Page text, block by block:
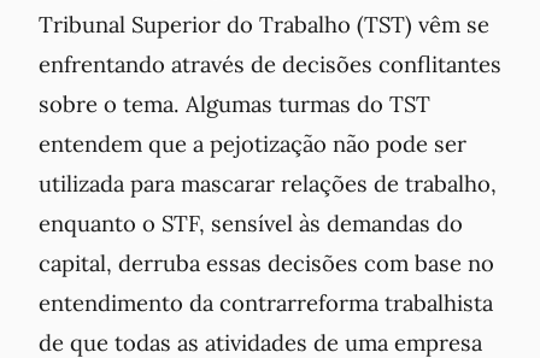
Tribunal Superior do Trabalho (TST) vêm se
enfrentando através de decisões conflitantes
sobre o tema. Algumas turmas do TST
entendem que a pejotização não pode ser
utilizada para mascarar relações de trabalho,
enquanto o STF, sensível às demandas do
capital, derruba essas decisões com base no
entendimento da contrarreforma trabalhista
de que todas as atividades de uma empresa